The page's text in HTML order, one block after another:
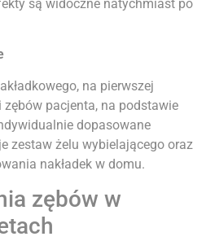
są widoczne natychmiast po
na pierwszej
pacjenta, na podstawie
dopasowane
zestaw żelu wybielającego oraz
nakładek w domu.
zębów w